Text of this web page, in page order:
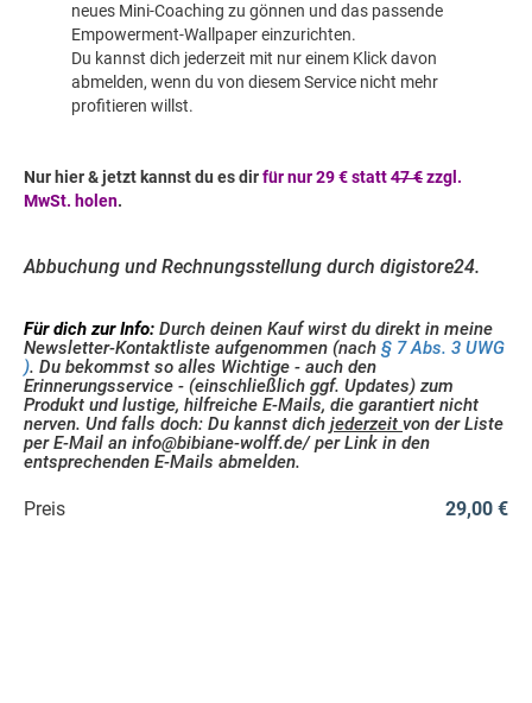
neues Mini-Coaching zu gönnen und das passende
Empowerment-Wallpaper einzurichten.
Du kannst dich jederzeit mit nur einem Klick davon
abmelden, wenn du von diesem Service nicht mehr
profitieren willst.
Nur hier & jetzt kannst du es dirfür nur 29 € statt47 €zzgl.
MwSt. holen.
Abbuchung und Rechnungsstellung durch digistore24.
Für dich zur Info: Durch deinen Kauf wirst du direkt in meine
Newsletter-Kontaktliste aufgenommen (nach § 7 Abs. 3 UWG
). Du bekommst so alles Wichtige - auch den
Erinnerungsservice - (einschließlich ggf. Updates) zum
Produkt und lustige, hilfreiche E-Mails, die garantiert nicht
nerven. Und falls doch: Du kannst dich jederzeit von der Liste
per E-Mail an info@bibiane-wolff.de/ per Link in den
entsprechenden E-Mails abmelden.
Preis 29,00 €